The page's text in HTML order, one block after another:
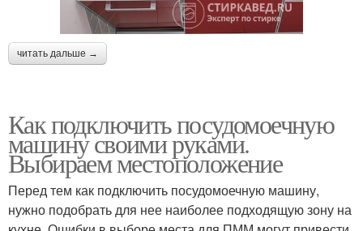
читать дальше →
Как подключить посудомоечную
машину своими руками.
Выбираем местоположение
Перед тем как подключить посудомоечную машину,
нужно подобрать для нее наиболее подходящую зону на